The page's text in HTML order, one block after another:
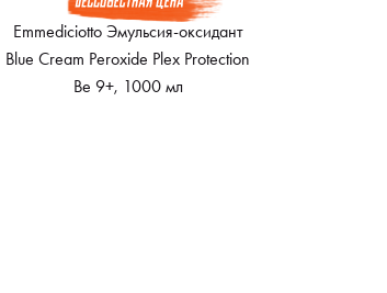
Emmediciotto Эмульсия-оксидант
Blue Cream Peroxide Plex Protection
Be 9+, 1000 мл